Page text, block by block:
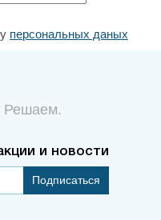
персональных даных
Решаем.
и новости
Подписаться